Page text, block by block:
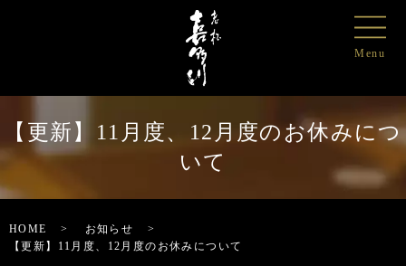
【更新】11月度、12月度のお休みにつ
いて
HOME
お知らせ
【更新】11月度、12月度のお休みについて